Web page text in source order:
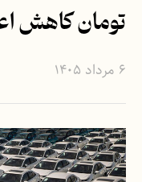
تومان کاهش
۶ مرداد ۱۴۰۵